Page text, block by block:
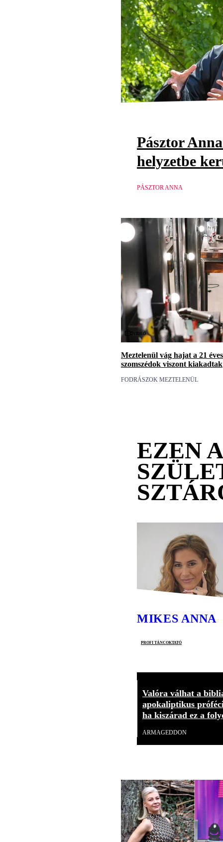
Pásztor
helyzetbe
PÁSZTOR ANNA
Videó
Meztelenül vág hajat a 21
szomszédok viszont kiakadtak
FODRÁSZOK MEZTELENÜL
EZEN
MIKES ANNA
profi táncoktató
Valóra válhat a
apokaliptikus
ha kiszárad ez a
ARMAGEDDON